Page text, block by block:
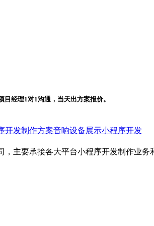
经理1对1沟通，当天出方案报价。
开发制作方案音响设备展示小程序开发
主要承接各大平台小程序开发制作业